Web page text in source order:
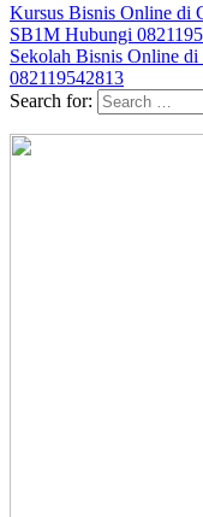
Kursus Bisnis Online di
SB1M Hubungi
Sekolah Bisnis Online
082119542813
Search for: